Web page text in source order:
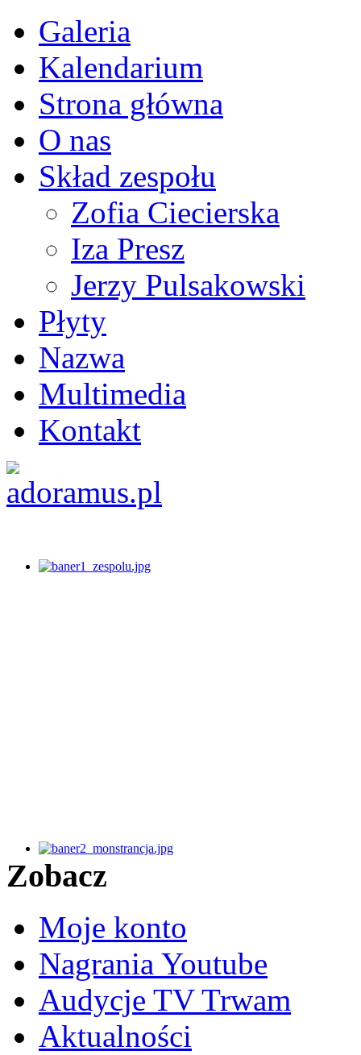
Galeria
Kalendarium
Strona główna
O nas
Skład zespołu
Zofia Ciecierska
Iza Presz
Jerzy Pulsakowski
Płyty
Nazwa
Multimedia
Kontakt
Zobacz
Moje konto
Nagrania Youtube
Audycje TV Trwam
Aktualności